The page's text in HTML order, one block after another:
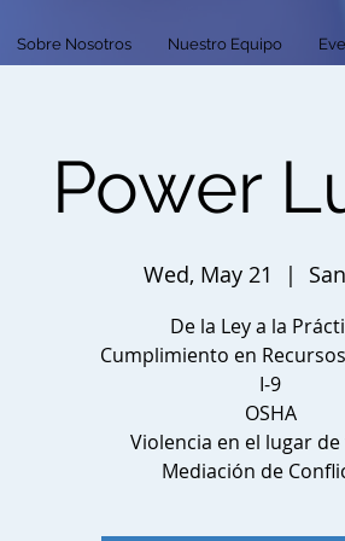
Sobre Nosotros Nuestro Equipo
Power
Wed, May 21
  |
De la Ley a la
Cumplimiento en
I-9
OSHA
Violencia en el lugar
Mediación de